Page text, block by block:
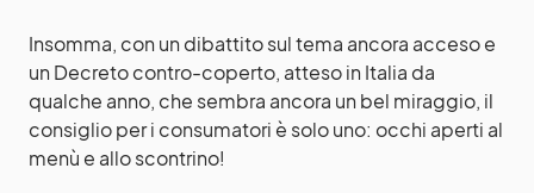
Insomma, con un dibattito sul tema ancora acceso e
un Decreto contro-coperto, atteso in Italia da
qualche anno, che sembra ancora un bel miraggio, il
consiglio per i consumatori è solo uno: occhi aperti al
menù e allo scontrino!